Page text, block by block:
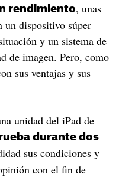
rendimiento, unas
un dispositivo súper
y un sistema de
de imagen. Pero, como
sus ventajas y sus
unidad del iPad de
durante dos
sus condiciones y
con el fin de